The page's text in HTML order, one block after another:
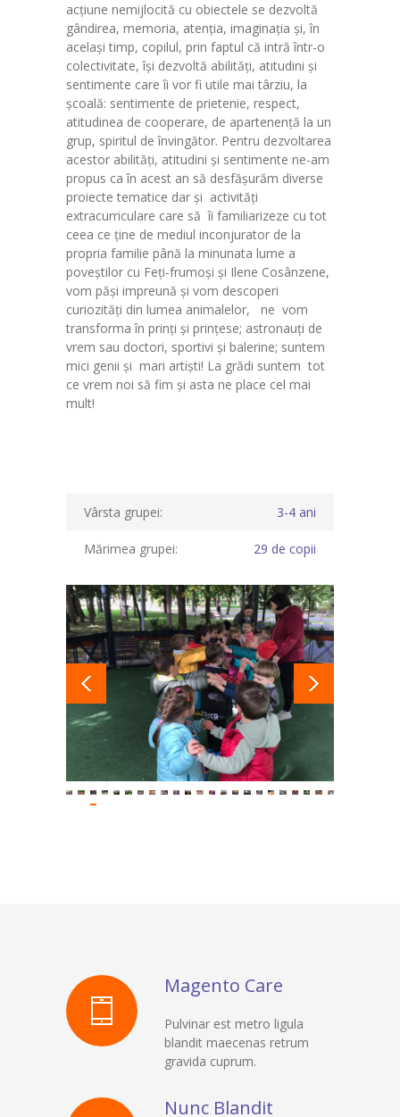
Contact
Informații utile
acţiune nemijlocită cu obiectele se dezvoltă
gândirea, memoria, atenţia, imaginaţia şi, în
acelaşi timp, copilul, prin faptul că intră într-o
colectivitate, îşi dezvoltă abilităţi, atitudini şi
sentimente care îi vor fi utile mai târziu, la
şcoală: sentimente de prietenie, respect,
atitudinea de cooperare, de apartenenţă la un
grup, spiritul de învingător. Pentru dezvoltarea
acestor abilităţi, atitudini şi sentimente ne-am
propus ca în acest an să desfăşurăm diverse
proiecte tematice dar şi activităţi
extracurriculare care să îi familiarizeze cu tot
ceea ce ţine de mediul inconjurator de la
propria familie până la minunata lume a
poveştilor cu Feţi-frumoşi şi Ilene Cosânzene,
vom păşi impreună şi vom descoperi
curiozităţi din lumea animalelor, ne vom
transforma în prinţi şi prinţese; astronauţi de
vrem sau doctori, sportivi şi balerine; suntem
mici genii şi mari artişti! La grădi suntem tot
ce vrem noi să fim şi asta ne place cel mai
mult!
Vârsta grupei: 3-4 ani
Mărimea grupei: 29 de copii
Magento Care
Pulvinar est metro ligula
blandit maecenas retrum
gravida cuprum.
Nunc Blandit